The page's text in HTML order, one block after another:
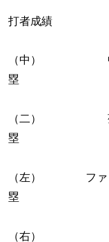
打者成績
（中） 中村
塁
（二） 菊池
塁
（左） ファビ
塁
（右） 末包